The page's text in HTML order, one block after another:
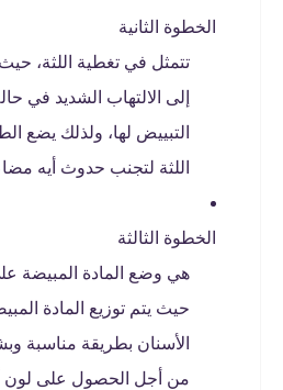
الخطوة الثانية
تتمثل في تغطية اللثة،
إلى الالتهاب الشديد في
التبييض لها، ولذلك يضع
اللثة لتجنب حدوث أيه
الخطوة الثالثة
هي وضع المادة المبيضة
حيث يتم توزيع المادة
الأسنان بطريقة مناسبة
من أجل الحصول على لون